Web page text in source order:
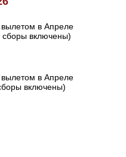
в Апреле
сборы включены)
в Апреле
включены)